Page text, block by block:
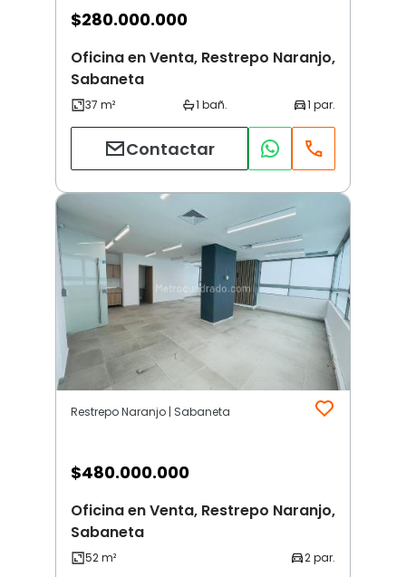
$280.000.000
Oficina en Venta, Restrepo Naranjo,
Sabaneta
Contactar
Restrepo Naranjo | Sabaneta
$480.000.000
Oficina en Venta, Restrepo Naranjo,
Sabaneta